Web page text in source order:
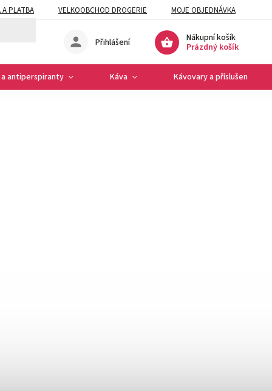
PLATBA VELKOOBCHOD DROGERIE MOJE OBJEDNÁVKA
Nákupní košík
Prázdný košík
Přihlášení
antiperspiranty Káva Kávovary a příslušenství